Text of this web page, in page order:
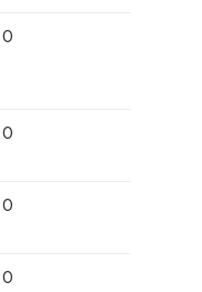
0
0
0
0